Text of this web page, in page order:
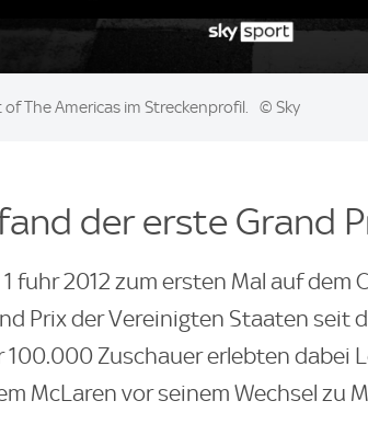
of The Americas im Streckenprofil. © Sky
der erste Grand
fuhr 2012 zum ersten Mal auf dem
Prix der Vereinigten Staaten seit
100.000 Zuschauer erlebten dabei
McLaren vor seinem Wechsel zu